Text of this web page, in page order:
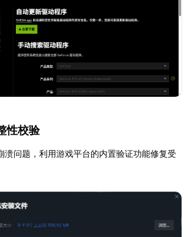
性校验
溃问题，利用游戏平台的内置验证功能修复受